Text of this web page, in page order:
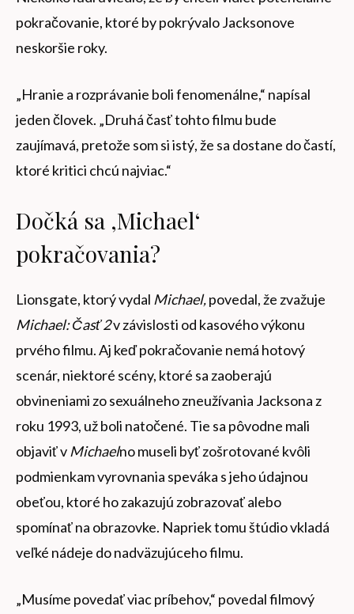
pokračovanie, ktoré by pokrývalo Jacksonove
neskoršie roky.
„Hranie a rozprávanie boli fenomenálne,“ napísal
jeden človek. „Druhá časť tohto filmu bude
zaujímavá, pretože som si istý, že sa dostane do častí,
ktoré kritici chcú najviac.“
Dočká sa ‚Michael‘
pokračovania?
Lionsgate, ktorý vydal Michael,povedal, že zvažuje
Michael: Časť 2v závislosti od kasového výkonu
prvého filmu. Aj keď pokračovanie nemá hotový
scenár, niektoré scény, ktoré sa zaoberajú
obvineniami zo sexuálneho zneužívania Jacksona z
roku 1993, už boli natočené. Tie sa pôvodne mali
objaviť v Michaelno museli byť zošrotované kvôli
podmienkam vyrovnania speváka s jeho údajnou
obeťou, ktoré ho zakazujú zobrazovať alebo
spomínať na obrazovke. Napriek tomu štúdio vkladá
veľké nádeje do nadväzujúceho filmu.
„Musíme povedať viac príbehov,“ povedal filmový